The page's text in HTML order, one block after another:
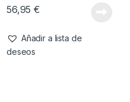
Ropa,Sudaderas
Kumu Sudadera Make Your